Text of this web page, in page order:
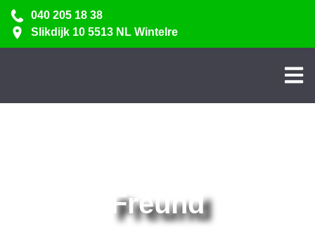
040 205 18 38
Slikdijk 10 5513 NL Wintelre
Freund